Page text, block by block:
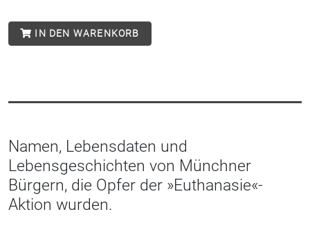
IN DEN WARENKORB
Namen, Lebensdaten und
Lebensgeschichten von Münchner
Bürgern, die Opfer der »Euthanasie«-
Aktion wurden.